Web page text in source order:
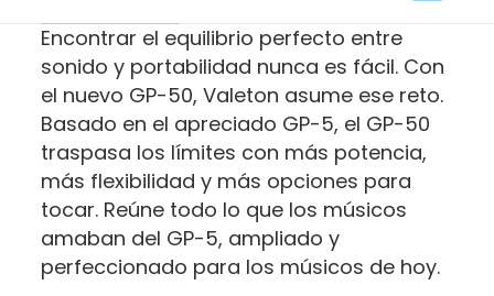
Encontrar el equilibrio perfecto entre
sonido y portabilidad nunca es fácil. Con
el nuevo GP-50, Valeton asume ese reto.
Basado en el apreciado GP-5, el GP-50
traspasa los límites con más potencia,
más flexibilidad y más opciones para
tocar. Reúne todo lo que los músicos
amaban del GP-5, ampliado y
perfeccionado para los músicos de hoy.